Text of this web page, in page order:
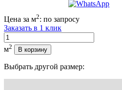
Цена за м2: по запросу
Заказать в 1 клик
Количество
м2 В корзину
Выбрать другой размер: